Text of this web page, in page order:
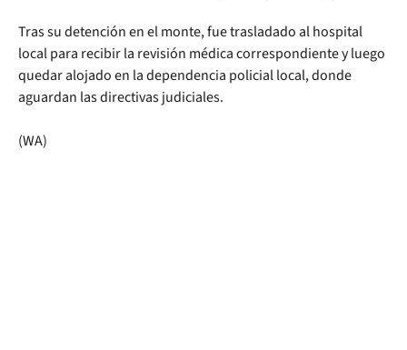
Tras su detención en el monte, fue trasladado al hospital
local para recibir la revisión médica correspondiente y luego
quedar alojado en la dependencia policial local, donde
aguardan las directivas judiciales.
(WA)